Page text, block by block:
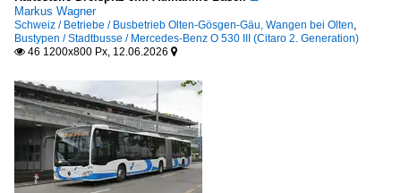
Markus Wagner
Schweiz / Betriebe / Busbetrieb Olten-Gösgen-Gäu, Wangen bei Olten,
Bustypen / Stadtbusse / Mercedes-Benz O 530 III (Citaro 2. Generation)
 46 1200x800 Px, 12.06.2026 